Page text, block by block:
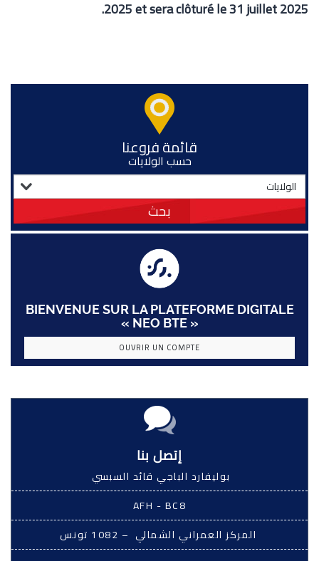
2025 et sera clôturé le 31 juillet 2025.
قائمة فروعنا
حسب الولايات
بحث
BIENVENUE SUR LA PLATEFORME DIGITALE
« NEO BTE »
OUVRIR UN COMPTE
إتصل بنا
بوليفارد الباجي قائد السبسي
AFH - BC8
المركز العمراني الشمالي – 1082 تونس